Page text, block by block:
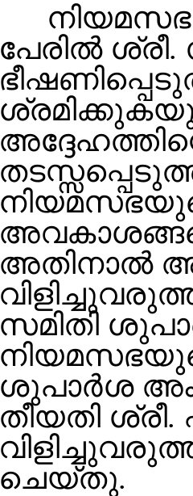
പേരില്‍
അതിനാല്‍
സമിതി
ശുപാര്‍ശ
തീയതി
ചെയ്തു.